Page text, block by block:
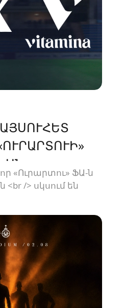
«Ուրարտու» ՖԱ-ն
/> սկսում են